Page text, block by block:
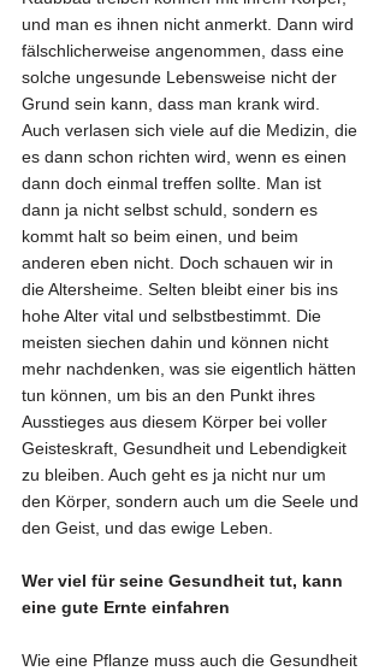
und man es ihnen nicht anmerkt. Dann wird
fälschlicherweise angenommen, dass eine
solche ungesunde Lebensweise nicht der
Grund sein kann, dass man krank wird.
Auch verlasen sich viele auf die Medizin, die
es dann schon richten wird, wenn es einen
dann doch einmal treffen sollte. Man ist
dann ja nicht selbst schuld, sondern es
kommt halt so beim einen, und beim
anderen eben nicht. Doch schauen wir in
die Altersheime. Selten bleibt einer bis ins
hohe Alter vital und selbstbestimmt. Die
meisten siechen dahin und können nicht
mehr nachdenken, was sie eigentlich hätten
tun können, um bis an den Punkt ihres
Ausstieges aus diesem Körper bei voller
Geisteskraft, Gesundheit und Lebendigkeit
zu bleiben. Auch geht es ja nicht nur um
den Körper, sondern auch um die Seele und
den Geist, und das ewige Leben.
Wer viel für seine Gesundheit tut, kann
eine gute Ernte einfahren
Wie eine Pflanze muss auch die Gesundheit